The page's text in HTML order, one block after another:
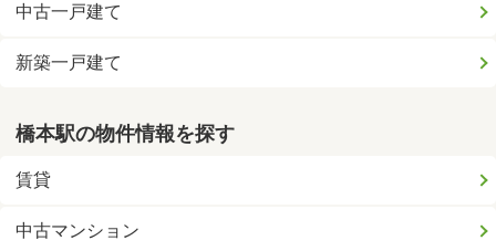
中古一戸建て
新築一戸建て
橋本駅の物件情報を探す
賃貸
中古マンション